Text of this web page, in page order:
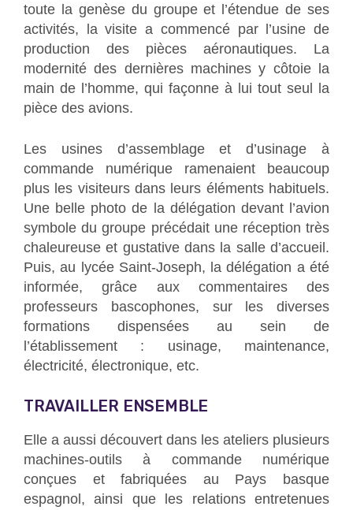
toute la genèse du groupe et l’étendue de ses
activités, la visite a commencé par l’usine de
production des pièces aéronautiques. La
modernité des dernières machines y côtoie la
main de l’homme, qui façonne à lui tout seul la
pièce des avions.
Les usines d’assemblage et d’usinage à
commande numérique ramenaient beaucoup
plus les visiteurs dans leurs éléments habituels.
Une belle photo de la délégation devant l’avion
symbole du groupe précédait une réception très
chaleureuse et gustative dans la salle d’accueil.
Puis, au lycée Saint-Joseph, la délégation a été
informée, grâce aux commentaires des
professeurs bascophones, sur les diverses
formations dispensées au sein de
l’établissement : usinage, maintenance,
électricité, électronique, etc.
TRAVAILLER ENSEMBLE
Elle a aussi découvert dans les ateliers plusieurs
machines-outils à commande numérique
conçues et fabriquées au Pays basque
espagnol, ainsi que les relations entretenues